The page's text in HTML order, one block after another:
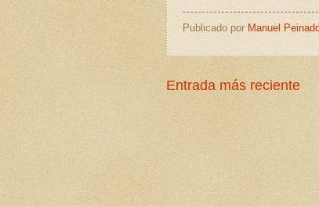
Publicado por Manuel
Entrada más reciente